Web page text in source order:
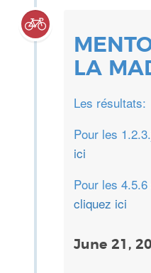
LA
Les résultats:
Pour les
ici
Pour les
cliquez ici
June 21,